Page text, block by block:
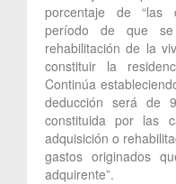
porcentaje de “las
período de que
rehabilitación de la
constituir la
Continúa
deducción será de
constituida por las
adquisición o
gastos originados
adquirente”.